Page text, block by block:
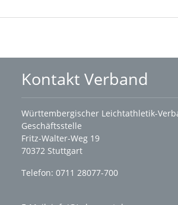
Kontakt Verband
Württembergischer Leichtathletik-
Geschäftsstelle
Fritz-Walter-Weg 19
70372 Stuttgart
Telefon: 0711 28077-700